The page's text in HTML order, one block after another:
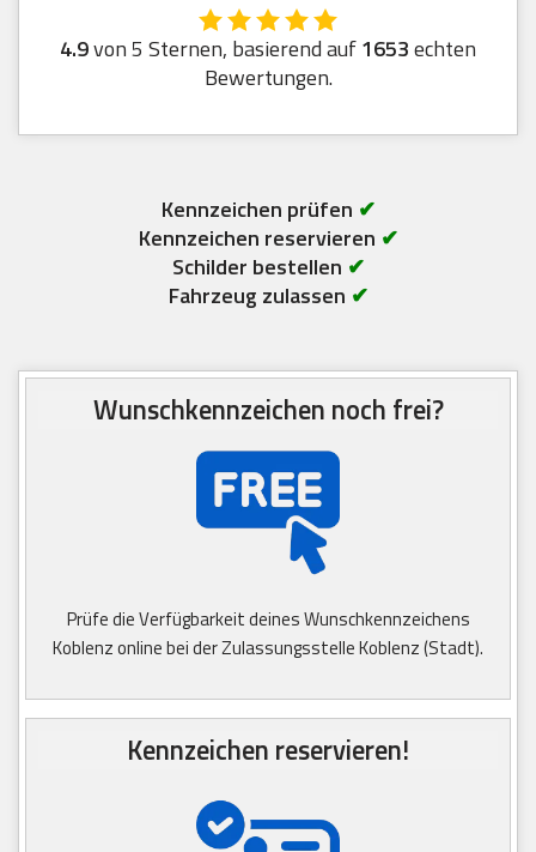
4.9von 5 Sternen, basierend auf1653echten
Bewertungen.
Kennzeichen prüfen ✔
Kennzeichen reservieren ✔
Schilder bestellen ✔
Fahrzeug zulassen ✔
Wunschkennzeichen noch frei?
Prüfe die Verfügbarkeit deines Wunschkennzeichens
Koblenz online bei der Zulassungsstelle Koblenz (Stadt).
Kennzeichen reservieren!